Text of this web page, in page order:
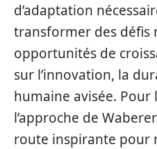
d’adaptation
transformer des défis
opportunités de
sur l’innovation, la
humaine avisée. Pour
l’approche de
route inspirante pour